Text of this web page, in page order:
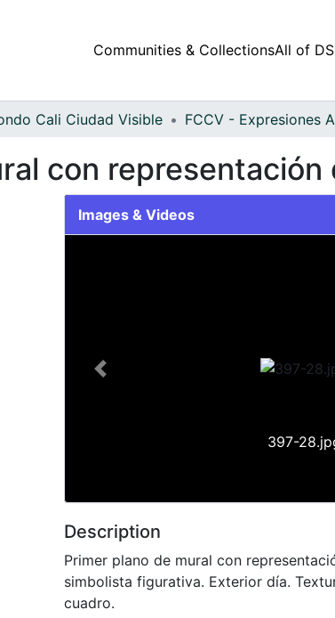
Communities & CollectionsAll of
Cali Ciudad Visible
con representación
Images & Videos
397-
Previous
Description
Primer plano de mural con
simbolista figurativa. Exterior día.
cuadro.